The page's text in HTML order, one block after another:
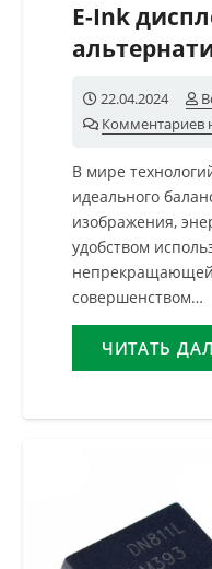
E-Ink
22.04.2024
Комментариев
В мире
идеального
изображения,
удобством
совершенством…
ЧИТАТЬ